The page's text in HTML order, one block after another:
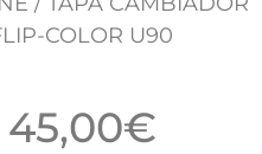
COLOR U90
45,00€